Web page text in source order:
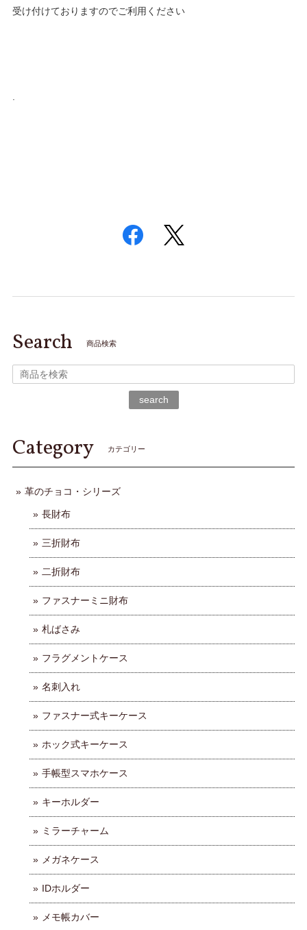
受け付けておりますのでご利用ください
.
Search 商品検索
search
Category カテゴリー
革のチョコ・シリーズ
長財布
三折財布
二折財布
ファスナーミニ財布
札ばさみ
フラグメントケース
名刺入れ
ファスナー式キーケース
ホック式キーケース
手帳型スマホケース
キーホルダー
ミラーチャーム
メガネケース
IDホルダー
メモ帳カバー